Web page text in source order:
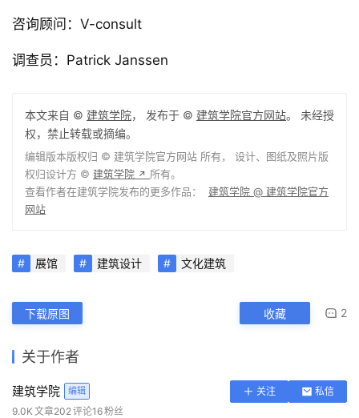
咨询顾问：V-consult
调查员：Patrick Janssen
本文来自 © 建筑学院， 发布于 © 建筑学院官方网站。 未经授
权，禁止转载或摘编。
编辑版本版权归 © 建筑学院官方网站 所有， 设计、图纸及照片版
权归设计方 © 建筑学院 ↗ 所有。
查看作者在建筑学院发布的更多作品： 建筑学院 @ 建筑学院官方
网站
展馆 建筑设计 文化建筑
下载原图 收藏 2
关于作者
建筑学院 编辑 关注
私信
9.0K 文章202评论16粉丝